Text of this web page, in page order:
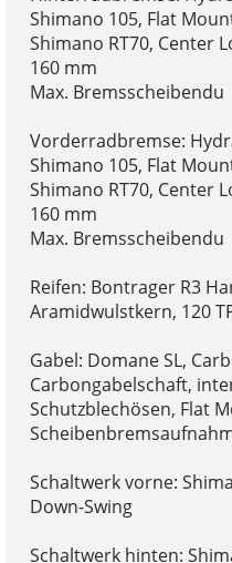
Shimano 105, Flat
Shimano RT70, Center
160 mm
Max. Bremsscheibendu
Vorderradbremse:
Shimano 105, Flat
Shimano RT70, Center
160 mm
Max. Bremsscheibendu
Reifen: Bontrager R3
Aramidwulstkern, 120
Gabel: Domane SL,
Carbongabelschaft,
Schutzblechösen, Flat
Schaltwerk vorne:
Down-Swing
Schaltwerk hinten: